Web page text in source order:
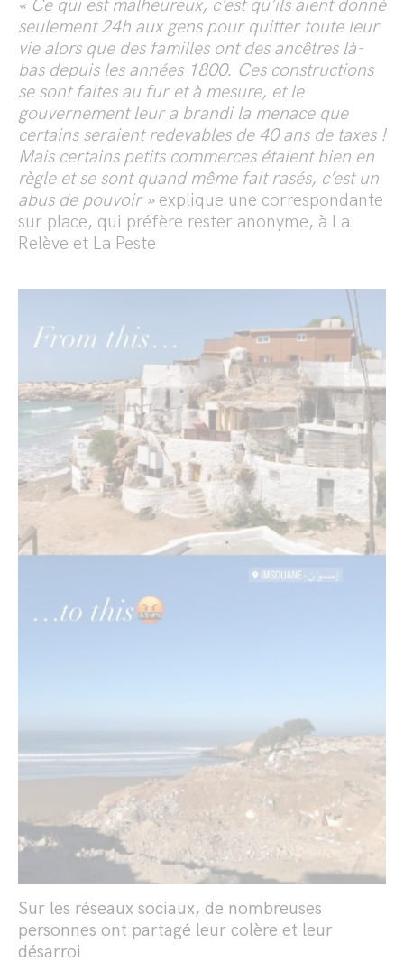
« Ce qui est malheureux, c’est qu’ils aient donné
seulement 24h aux gens pour quitter toute leur
vie alors que des familles ont des ancêtres là-
bas depuis les années 1800. Ces constructions
se sont faites au fur et à mesure, et le
gouvernement leur a brandi la menace que
certains seraient redevables de 40 ans de taxes !
Mais certains petits commerces étaient bien en
règle et se sont quand même fait rasés, c’est un
abus de pouvoir »explique une correspondante
sur place, qui préfère rester anonyme, à La
Relève et La Peste
Sur les réseaux sociaux, de nombreuses
personnes ont partagé leur colère et leur
désarroi